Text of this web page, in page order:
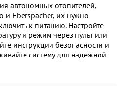
автономных отопителей,
и Eberspacher, их нужно
к питанию. Настройте
и режим через пульт или
инструкции безопасности и
систему для надежной